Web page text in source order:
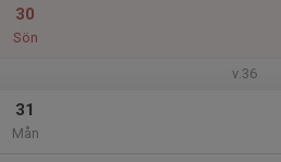
30
Sön
v.36
31
Mån